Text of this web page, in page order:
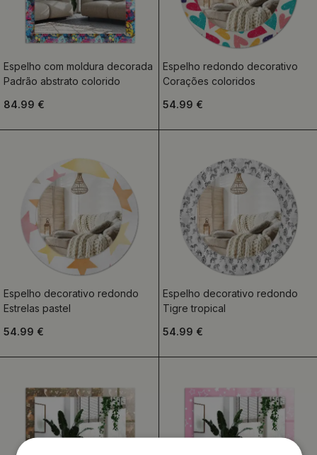
Espelho com moldura decorada
Padrão abstrato colorido
84.99 €
Espelho redondo decorativo
Corações coloridos
54.99 €
Espelho decorativo redondo
Estrelas pastel
54.99 €
Espelho decorativo redondo
Tigre tropical
54.99 €